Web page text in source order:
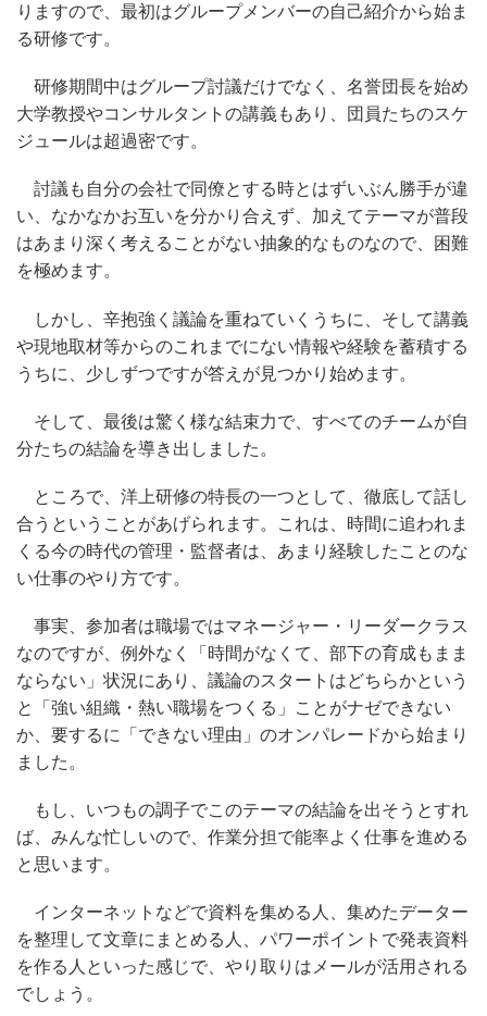
りますので、最初はグループメンバーの自己紹介から始ま
る研修です。
研修期間中はグループ討議だけでなく、名誉団長を始め
大学教授やコンサルタントの講義もあり、団員たちのスケ
ジュールは超過密です。
討議も自分の会社で同僚とする時とはずいぶん勝手が違
い、なかなかお互いを分かり合えず、加えてテーマが普段
はあまり深く考えることがない抽象的なものなので、困難
を極めます。
しかし、辛抱強く議論を重ねていくうちに、そして講義
や現地取材等からのこれまでにない情報や経験を蓄積する
うちに、少しずつですが答えが見つかり始めます。
そして、最後は驚く様な結束力で、すべてのチームが自
分たちの結論を導き出しました。
ところで、洋上研修の特長の一つとして、徹底して話し
合うということがあげられます。これは、時間に追われま
くる今の時代の管理・監督者は、あまり経験したことのな
い仕事のやり方です。
事実、参加者は職場ではマネージャー・リーダークラス
なのですが、例外なく「時間がなくて、部下の育成もまま
ならない」状況にあり、議論のスタートはどちらかという
と「強い組織・熱い職場をつくる」ことがナゼできない
か、要するに「できない理由」のオンパレードから始まり
ました。
もし、いつもの調子でこのテーマの結論を出そうとすれ
ば、みんな忙しいので、作業分担で能率よく仕事を進める
と思います。
インターネットなどで資料を集める人、集めたデーター
を整理して文章にまとめる人、パワーポイントで発表資料
を作る人といった感じで、やり取りはメールが活用される
でしょう。